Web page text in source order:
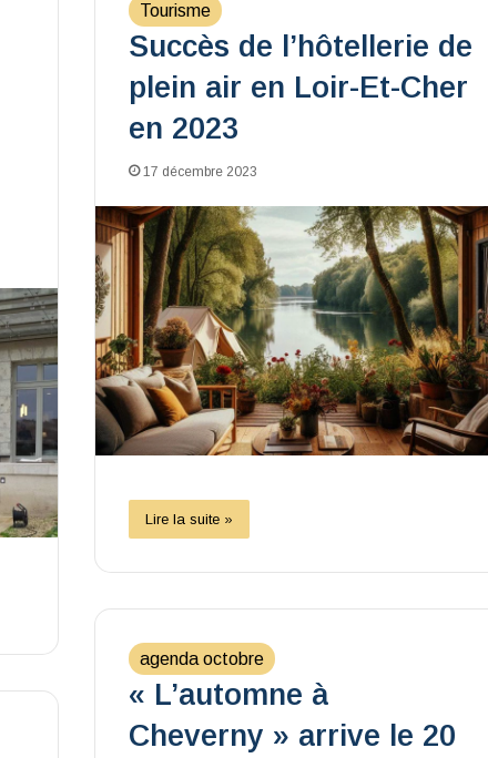
Tourisme
Succès de l’hôtellerie de
plein air en Loir-Et-Cher
en 2023
17 décembre 2023
Lire la suite »
agenda octobre
« L’automne à
Cheverny » arrive le 20